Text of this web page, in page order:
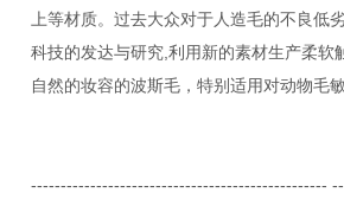
上等材质。过去大众对于人造毛的不良低
科技的发达与研究,利用新的素材生产柔软
自然的妆容的波斯毛，特别适用对动物毛
--------------------------------------------------